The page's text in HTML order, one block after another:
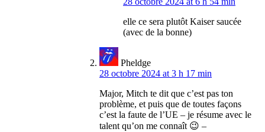
elle ce sera plutôt Kaiser saucée
(avec de la bonne)
Pheldge
28 octobre 2024 at 3 h 17 min
Major, Mitch te dit que c’est pas ton
problème, et puis que de toutes façons
c’est la faute de l’UE – je résume avec le
talent qu’on me connaît 😉 –